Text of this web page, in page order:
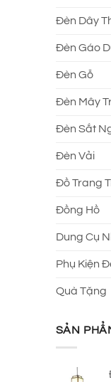
Đèn Dây
Đèn Gáo
Đèn Gỗ
Đèn Mây
Đèn Sắt
Đèn Vải
Đồ Trang
Đồng Hồ
Dung Cụ
Phụ Kiện
Quà Tặng
SẢN